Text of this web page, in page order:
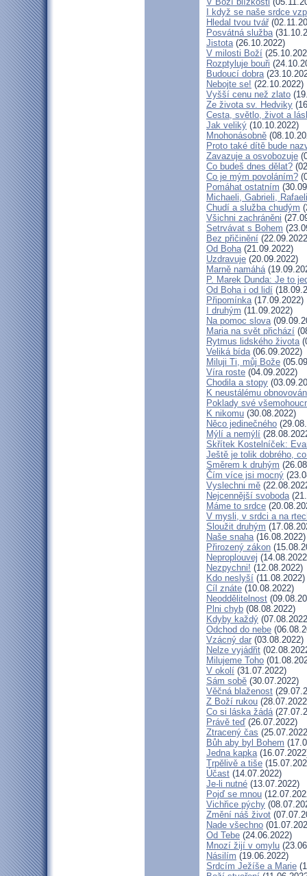
I když se naše srdce
Hledal tvou tvář
Posvátná služba
Jistota(26.10.2022)
V milosti Boží
Rozptyluje bouři
Budoucí dobra
Nebojte se! (22.10.2022)
Vyšší cenu než zlato
Ze života sv. Hedviky
Cesta, světlo, život a
Jak veliký (10.10.2022)
Mnohonásobně
Proto také dítě bude
Zavazuje a osvobozuje
Co budeš dnes dělat?
Co je mým povoláním?
Pomáhat ostatním
Michaeli, Gabrieli, Rafaeli
Chudí a služba chudým
Všichni zachráněni
Setrvávat s Bohem
Bez přičinění
Od Boha(21.09.2022)
Uzdravuje (20.09.2022)
Marně namáhá
P. Marek Dunda: Je to
Od Boha i od lidí
Připomínka(17.09.2022)
I druhým (11.09.2022)
Na pomoc slova
Maria na svět přichází
Rytmus lidského života
Veliká bída(06.09.2022)
Miluji Ti, můj Bože
Víra roste (04.09.2022)
Chodila a stopy
K neustálému
Poklady své
K nikomu (30.08.2022)
Něco jedinečného
Mýlí a nemýlí
Skřítek Kostelníček:
Ještě je tolik dobrého,
Směrem k druhým
Čím více jsi mocný
Vyslechni mě
Nejcennější svoboda
Máme to srdce
V mysli, v srdci a na
Sloužit druhým
Naše snaha(16.08.2022)
Přirozený zákon
Neproplouvej
Nezpychni! (12.08.2022)
Kdo neslyší (11.08.2022)
Cíl znáte (10.08.2022)
Neoddělitelnost
Plni chyb (08.08.2022)
Kdyby každý
Odchod do nebe
Vzácný dar (03.08.2022)
Nelze vyjádřit
Milujeme Toho
V okolí (31.07.2022)
Sám sobě (30.07.2022)
Věčná blaženost
Z Boží rukou
Co si láska žádá
Právě teď (26.07.2022)
Ztracený čas
Bůh aby byl Bohem
Jedna kapka
Trpělivě a tiše
Účast (14.07.2022)
Je-li nutné (13.07.2022)
Pojď se mnou
Vichřice pýchy
Změní náš život
Nade všechno
Od Tebe (24.06.2022)
Mnozí žijí v omylu
Násilím (19.06.2022)
Srdcím Ježíše a Marie